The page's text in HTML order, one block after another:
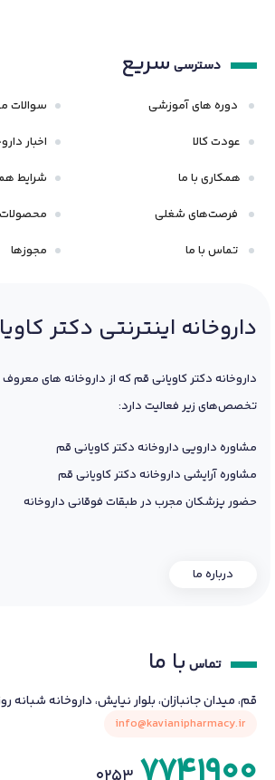
دسترسی سریع
دوره های آموزشی
عودت کالا
همکاری با ما
فرصت‌های شغلی
تماس با ما
سوالات
اخبار
شرایط
مجوزها
داروخانه اینترنتی دکتر
داروخانه دکتر کاویانی قم که از داروخانه های
تخصص‌های زیر فعالیت دارد:
مشاوره دارویی داروخانه دکتر کاویانی قم
مشاوره آرایشی داروخانه دکتر کاویانی قم
حضور پزشکان مجرب در طبقات فوقانی داروخانه
درباره ما
تماس با ما
قم، میدان جانبازان، بلوار نیایش، داروخانه شبانه
info@kavianipharmacy.ir